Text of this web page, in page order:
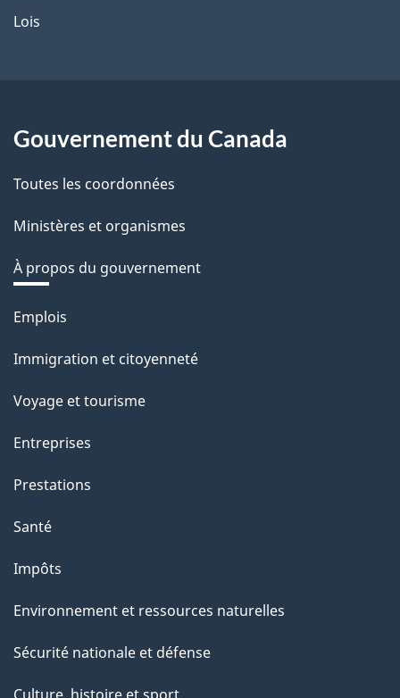
Lois
Gouvernement du Canada
Toutes les coordonnées
Ministères et organismes
À propos du gouvernement
Thèmes
sujets
Emplois
Immigration et citoyenneté
Voyage et tourisme
Entreprises
Prestations
Santé
Impôts
Environnement et ressources naturelles
Sécurité nationale et défense